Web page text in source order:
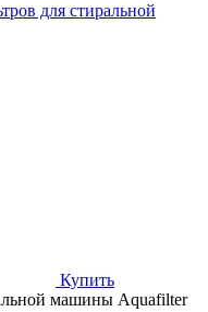
для стиральной
Купить
машины Aquafilter